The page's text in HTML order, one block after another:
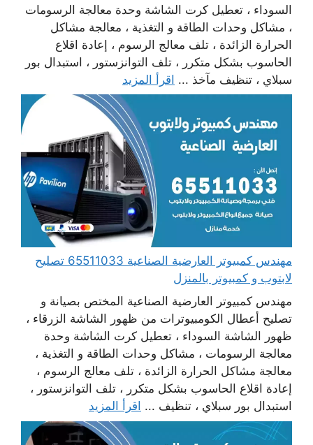
السوداء ، تعطيل كرت الشاشة وحدة معالجة الرسومات
، مشاكل وحدات الطاقة و التغذية ، معالجة مشاكل
الحرارة الزائدة ، تلف معالج الرسوم ، إعادة اقلاع
الحاسوب بشكل متكرر ، تلف التوانزستور ، استبدال بور
سبلاي ، تنظيف مآخذ ... اقرأ المزيد
مهندس كمبيوتر العارضية الصناعية 65511033 تصليح
لابتوب و كمبيوتر بالمنزل
مهندس كمبيوتر العارضية الصناعية المختص بصيانة و
تصليح أعطال الكومبيوترات من ظهور الشاشة الزرقاء ،
ظهور الشاشة السوداء ، تعطيل كرت الشاشة وحدة
معالجة الرسومات ، مشاكل وحدات الطاقة و التغذية ،
معالجة مشاكل الحرارة الزائدة ، تلف معالج الرسوم ،
إعادة اقلاع الحاسوب بشكل متكرر ، تلف التوانزستور ،
استبدال بور سبلاي ، تنظيف ... اقرأ المزيد